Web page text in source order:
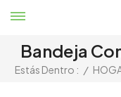
Bandeja
Estás Dentro : /